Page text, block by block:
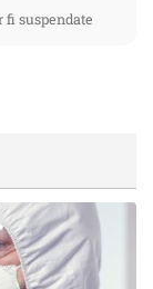
suspendate